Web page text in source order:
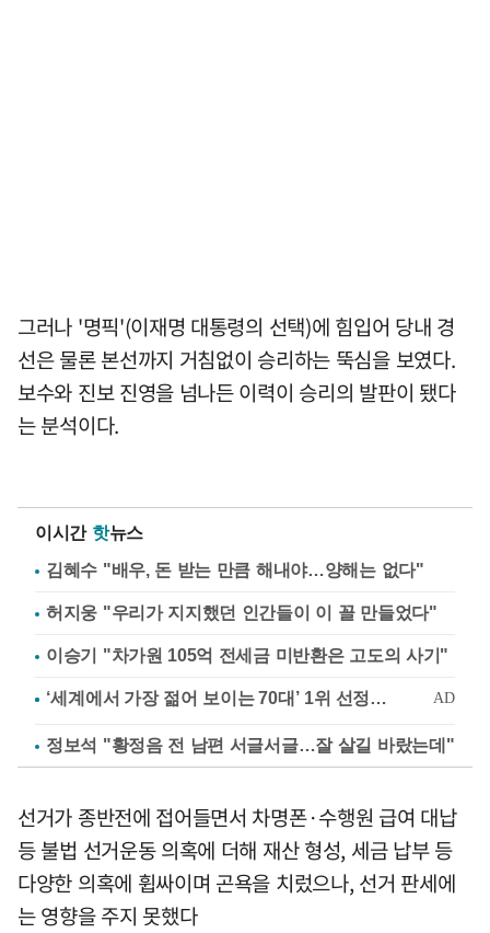
그러나 '명픽'(이재명 대통령의 선택)에 힘입어 당내 경
선은 물론 본선까지 거침없이 승리하는 뚝심을 보였다.
보수와 진보 진영을 넘나든 이력이 승리의 발판이 됐다
는 분석이다.
이시간 핫뉴스
김혜수 "배우, 돈 받는 만큼 해내야…양해는 없다"
허지웅 "우리가 지지했던 인간들이 이 꼴 만들었다"
이승기 "차가원 105억 전세금 미반환은 고도의 사기"
정보석 "황정음 전 남편 서글서글…잘 살길 바랐는데"
선거가 종반전에 접어들면서 차명폰·수행원 급여 대납
등 불법 선거운동 의혹에 더해 재산 형성, 세금 납부 등
다양한 의혹에 휩싸이며 곤욕을 치렀으나, 선거 판세에
는 영향을 주지 못했다